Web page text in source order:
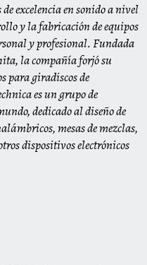
excelencia en sonido a nivel
y la fabricación de equipos
y profesional. Fundada
la compañía forjó su
para giradiscos de
es un grupo de
dedicado al diseño de
mesas de mezclas,
dispositivos electrónicos